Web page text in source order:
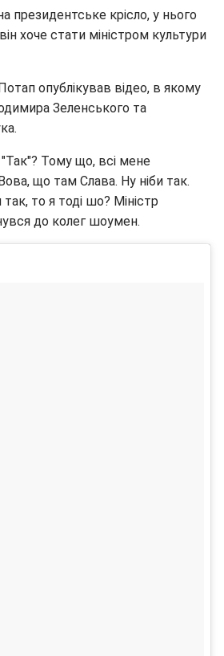
президентське крісло, у нього
хоче стати міністром культури
опублікував відео, в якому
Зеленського та
Тому що, всі мене
що там Слава. Ну ніби так.
то я тоді шо? Міністр
до колег шоумен.